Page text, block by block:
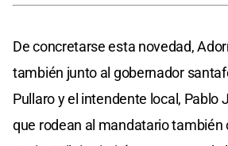
De concretarse esta novedad,
también junto al gobernador
Pullaro y el intendente local, Pablo
que rodean al mandatario también